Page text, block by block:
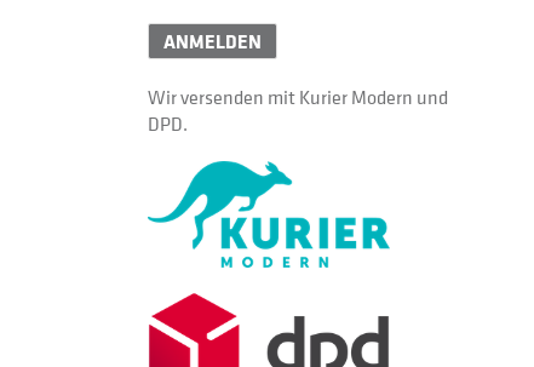
ANMELDEN
Wir versenden mit Kurier Modern und
DPD.